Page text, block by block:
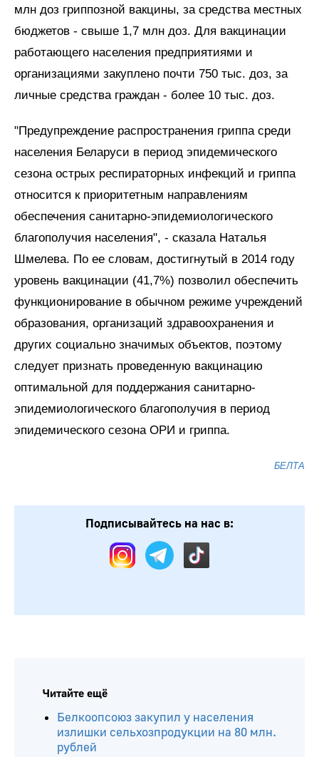
млн доз гриппозной вакцины, за средства местных
бюджетов - свыше 1,7 млн доз. Для вакцинации
работающего населения предприятиями и
организациями закуплено почти 750 тыс. доз, за
личные средства граждан - более 10 тыс. доз.
"Предупреждение распространения гриппа среди
населения Беларуси в период эпидемического
сезона острых респираторных инфекций и гриппа
относится к приоритетным направлениям
обеспечения санитарно-эпидемиологического
благополучия населения", - сказала Наталья
Шмелева. По ее словам, достигнутый в 2014 году
уровень вакцинации (41,7%) позволил обеспечить
функционирование в обычном режиме учреждений
образования, организаций здравоохранения и
других социально значимых объектов, поэтому
следует признать проведенную вакцинацию
оптимальной для поддержания санитарно-
эпидемиологического благополучия в период
эпидемического сезона ОРИ и гриппа.
БЕЛТА
Подписывайтесь на нас в: